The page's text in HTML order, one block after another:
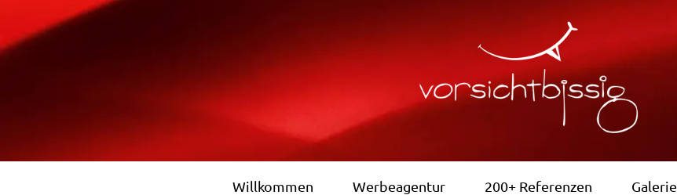
Willkommen Werbeagentur 200+ Referenzen Galerie